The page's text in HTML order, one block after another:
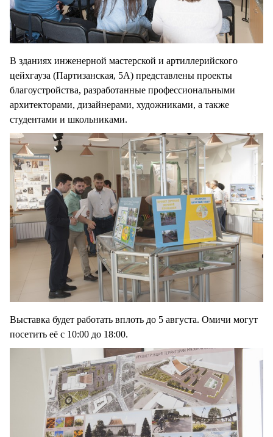
В зданиях инженерной мастерской и артиллерийского
цейхгауза (Партизанская, 5А) представлены проекты
благоустройства, разработанные профессиональными
архитекторами, дизайнерами, художниками, а также
студентами и школьниками.
Выставка будет работать вплоть до 5 августа. Омичи могут
посетить её с 10:00 до 18:00.